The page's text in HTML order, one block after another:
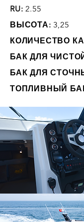
RU: 2.55
ВЫСОТА: 3,25
КОЛИЧЕСТВО
БАК ДЛЯ
БАК ДЛЯ
ТОПЛИВНЫЙ